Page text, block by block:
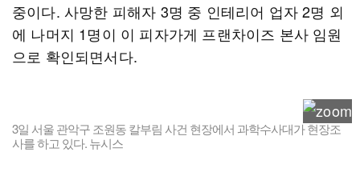
중이다. 사망한 피해자 3명 중 인테리어 업자 2명 외
에 나머지 1명이 이 피자가게 프랜차이즈 본사 임원
으로 확인되면서다.
3일 서울 관악구 조원동 칼부림 사건 현장에서 과학수사대가 현장조
사를 하고 있다. 뉴시스